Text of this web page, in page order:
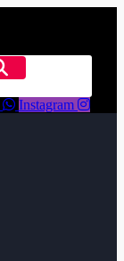
Instagram